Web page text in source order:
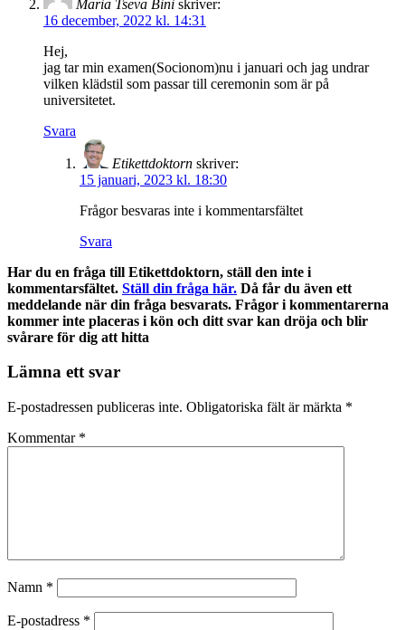
Maria Tseva Bini skriver:
16 december, 2022 kl. 14:31
Hej,
jag tar min examen(Socionom)nu i januari och jag undrar
vilken klädstil som passar till ceremonin som är på
universitetet.
Svara
Etikettdoktorn skriver:
15 januari, 2023 kl. 18:30
Frågor besvaras inte i kommentarsfältet
Svara
Har du en fråga till Etikettdoktorn, ställ den inte i
kommentarsfältet. Ställ din fråga här. Då får du även ett
meddelande när din fråga besvarats. Frågor i kommentarerna
kommer inte placeras i kön och ditt svar kan dröja och blir
svårare för dig att hitta
Lämna ett svar
E-postadressen publiceras inte. Obligatoriska fält är märkta *
Kommentar *
Namn *
E-postadress *